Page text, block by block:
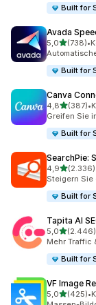
Built for
Avada
5,0von 5
(738)
738 •
Built for
Canva
4,8von 5
(387)
387 •
Greifen Sie
Built for
SearchPie:
4,9von 5(2.336)
2336
Steigern Sie
Built for
Tapita AI
5,0von 5(2.446)
2446
Mehr Traffic
Built for
VF Image
5,0von 5
(425)
425 •